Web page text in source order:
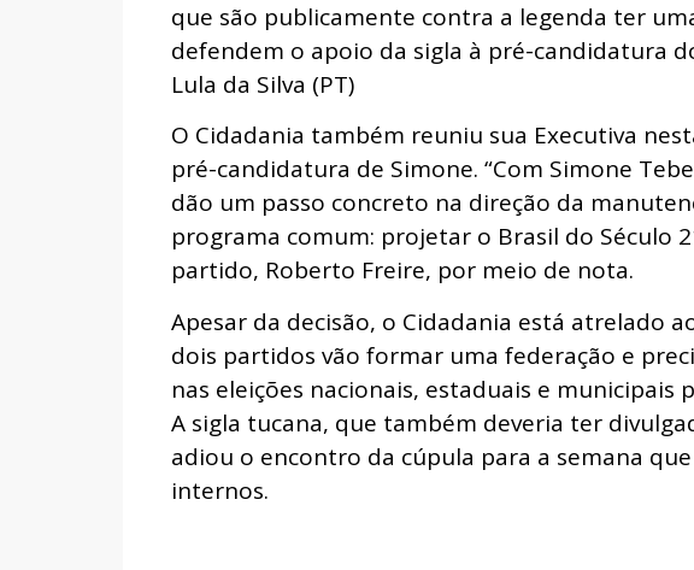
que são publicamente contra a legenda ter
defendem o apoio da sigla à pré-candidatura
Lula da Silva (PT)
O Cidadania também reuniu sua Executiva
pré-candidatura de Simone. “Com Simone
dão um passo concreto na direção da
programa comum: projetar o Brasil do Século
partido, Roberto Freire, por meio de nota.
Apesar da decisão, o Cidadania está atrelado
dois partidos vão formar uma federação e
nas eleições nacionais, estaduais e
A sigla tucana, que também deveria ter
adiou o encontro da cúpula para a semana
internos.